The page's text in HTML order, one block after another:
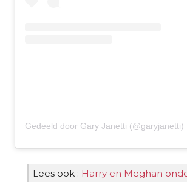
Gedeeld door Gary Janetti (@garyjanetti)
Lees ook : Harry en Meghan